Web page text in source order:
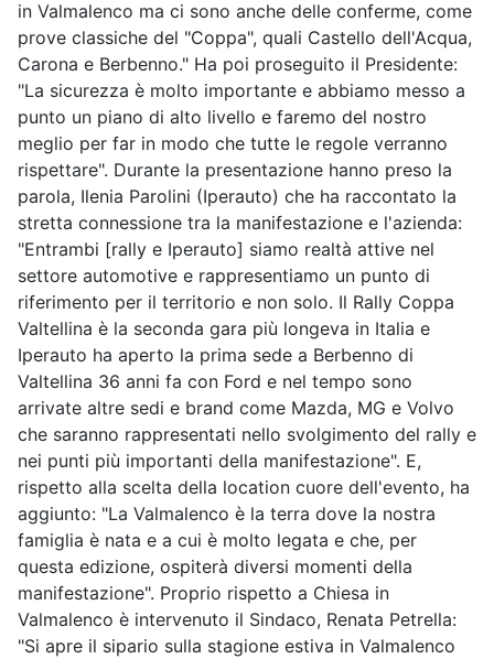
in Valmalenco ma ci sono anche delle conferme, come
prove classiche del "Coppa", quali Castello dell'Acqua,
Carona e Berbenno." Ha poi proseguito il Presidente:
"La sicurezza è molto importante e abbiamo messo a
punto un piano di alto livello e faremo del nostro
meglio per far in modo che tutte le regole verranno
rispettare". Durante la presentazione hanno preso la
parola, Ilenia Parolini (Iperauto) che ha raccontato la
stretta connessione tra la manifestazione e l'azienda:
"Entrambi [rally e Iperauto] siamo realtà attive nel
settore automotive e rappresentiamo un punto di
riferimento per il territorio e non solo. Il Rally Coppa
Valtellina è la seconda gara più longeva in Italia e
Iperauto ha aperto la prima sede a Berbenno di
Valtellina 36 anni fa con Ford e nel tempo sono
arrivate altre sedi e brand come Mazda, MG e Volvo
che saranno rappresentati nello svolgimento del rally e
nei punti più importanti della manifestazione". E,
rispetto alla scelta della location cuore dell'evento, ha
aggiunto: "La Valmalenco è la terra dove la nostra
famiglia è nata e a cui è molto legata e che, per
questa edizione, ospiterà diversi momenti della
manifestazione". Proprio rispetto a Chiesa in
Valmalenco è intervenuto il Sindaco, Renata Petrella:
"Si apre il sipario sulla stagione estiva in Valmalenco